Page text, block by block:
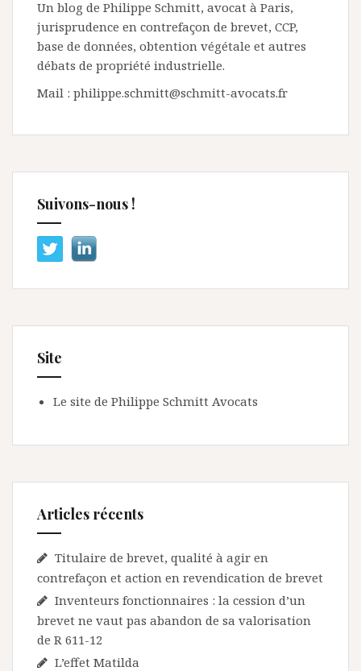
Un blog de Philippe Schmitt, avocat à Paris,
jurisprudence en contrefaçon de brevet, CCP,
base de données, obtention végétale et autres
débats de propriété industrielle.
Mail : philippe.schmitt@schmitt-avocats.fr
Suivons-nous !
Site
Le site de Philippe Schmitt Avocats
Articles récents
Titulaire de brevet, qualité à agir en
contrefaçon et action en revendication de brevet
Inventeurs fonctionnaires : la cession d’un
brevet ne vaut pas abandon de sa valorisation
de R 611-12
L’effet Matilda